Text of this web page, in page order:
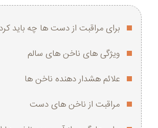
برای مراقبت از دست ها چه باید
ویژگی های ناخن های سالم
علائم هشدار دهنده ناخن ها
مراقبت از ناخن های دست